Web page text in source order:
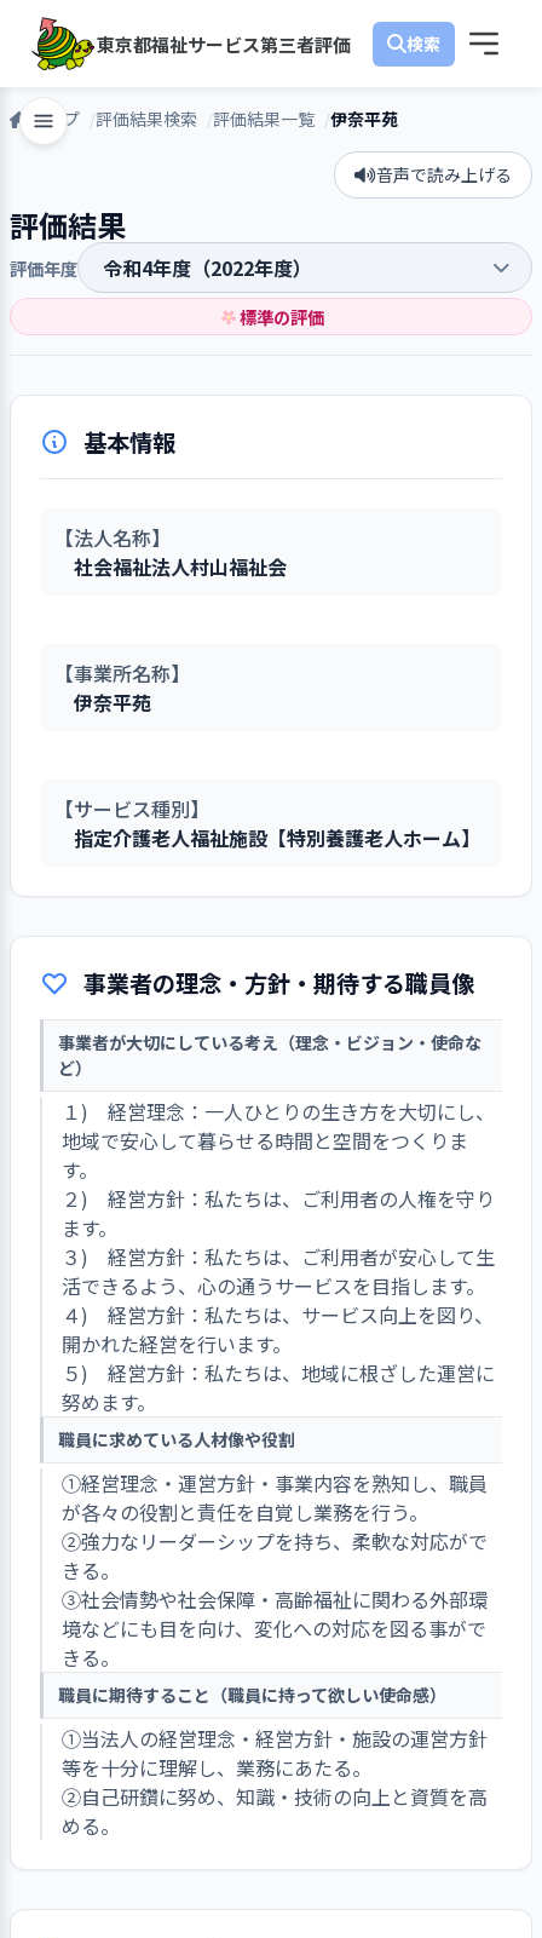
東京都福祉サービス第三者評価
トップ 評価結果検索 評価結果一覧 伊奈平苑
音声で読み上げる
評価結果
評価年度
標準の評価
基本情報
【法人名称】
社会福祉法人村山福祉会
【事業所名称】
伊奈平苑
【サービス種別】
指定介護老人福祉施設【特別養護老人ホーム】
事業者の理念・方針・期待する職員像
事業者が大切にしている考え（理念・ビジョン・使命な
ど）
１) 経営理念：一人ひとりの生き方を大切にし、
地域で安心して暮らせる時間と空間をつくりま
す。
２) 経営方針：私たちは、ご利用者の人権を守り
ます。
３) 経営方針：私たちは、ご利用者が安心して生
活できるよう、心の通うサービスを目指します。
４) 経営方針：私たちは、サービス向上を図り、
開かれた経営を行います。
５) 経営方針：私たちは、地域に根ざした運営に
努めます。
職員に求めている人材像や役割
①経営理念・運営方針・事業内容を熟知し、職員
が各々の役割と責任を自覚し業務を行う。
②強力なリーダーシップを持ち、柔軟な対応がで
きる。
③社会情勢や社会保障・高齢福祉に関わる外部環
境などにも目を向け、変化への対応を図る事がで
きる。
職員に期待すること（職員に持って欲しい使命感）
①当法人の経営理念・経営方針・施設の運営方針
等を十分に理解し、業務にあたる。
②自己研鑽に努め、知識・技術の向上と資質を高
める。